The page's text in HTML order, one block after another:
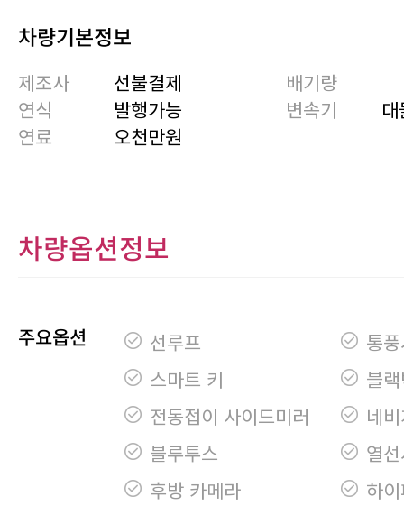
차량기본정보
제조사
선불결제
연식
발행가능
연료
오천만원
배기량
변속기
차량옵션정보
주요옵션 선루프
통
스마트 키
블
전동접이 사이드미러
네
블루투스
열
후방 카메라
하